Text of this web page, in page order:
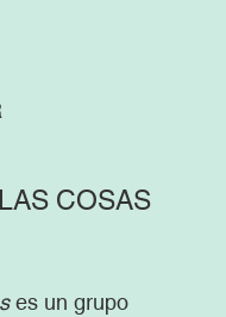
COSAS
es un grupo